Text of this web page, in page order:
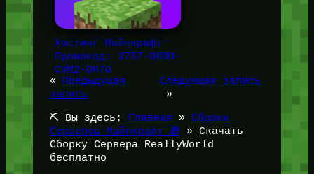
Хостинг Майнкрафт
Промокод: 37S7-O8DO-
CVM2-DM7O
«
Предыдущая
запись
Следующая запись
»
⛏️ Вы здесь: Главная » Сборки
Серверов Майнкрафт 🎁 » Скачать
Сборку Сервера ReallyWorld
бесплатно